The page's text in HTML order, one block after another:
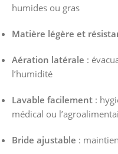
humides ou gras
Matière légère et
Aération latérale :
l’humidité
Lavable facilement :
médical ou
Bride ajustable :